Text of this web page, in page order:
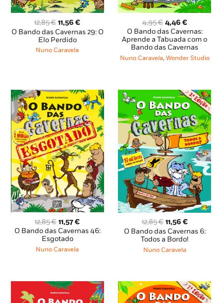
12,85€ O
preço
original
era:
11,56€O
preço
O Bando das Cavernas 29: O
Elo Perdido
Nuno Caravela
4,95€ O
preço
original
era:
4,95 €.
4,46 €O
preço
atual
é:
4,46 €.
O Bando das Cavernas:
Aprende a Tabuada com o
Bando das Cavernas
Nuno Caravela, Wonder Studio
12,85€ O
preço
original
era:
11,57€O
preço
O Bando das Cavernas 46:
Esgotado
Nuno Caravela
12,85€ O
preço
original
era:
11,56 €O
preço
atual
O Bando das Cavernas 6:
Todos a Bordo!
Nuno Caravela